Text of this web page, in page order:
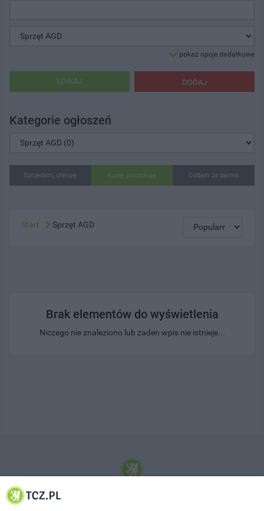
pokaż opcje dodatkowe
DODAJ
SZUKAJ
Kategorie ogłoszeń
Sprzedam, oferuję Kupię, poszukuję Oddam za darmo
Start Sprzęt AGD
Brak elementów do wyświetlenia
Niczego nie znaleziono lub żaden wpis nie istnieje...
© 2001-2026 Tczew - TCZ.PL Sp. z o.o. Internetowy Serwis Informacyjny Miasta